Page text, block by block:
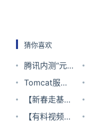
猜你喜欢
腾讯内测“元
宝派” 创建AI
与用户交互社
群
Tomcat服务
器安装SSL证
书
【新春走基
层】5G全连
【有料视频】